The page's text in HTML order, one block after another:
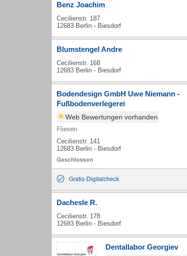
Benz Joachim
Cecilienstr. 187
12683 Berlin - Biesdorf
Blumstengel Andre
Cecilienstr. 168
12683 Berlin - Biesdorf
Bodendesign GmbH Uwe Niemann -
Fußbodenverlegerei
Web Bewertungen vorhanden
Fliesen
Cecilienstr. 141
12683 Berlin - Biesdorf
Gratis-Digitalcheck
Dachesle R.
Cecilienstr. 178
12683 Berlin - Biesdorf
Dentallabor Georgiev